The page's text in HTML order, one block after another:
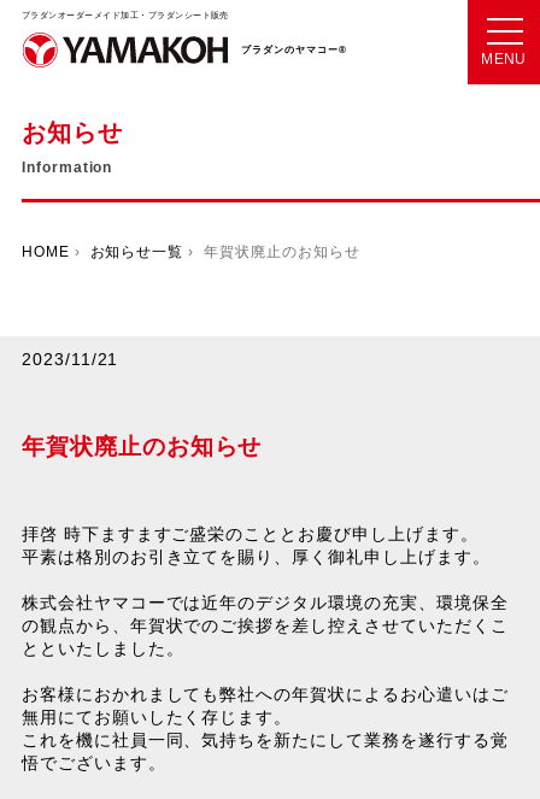
プラダンオーダーメイド加工・プラダンシート販売
プラダンのヤマコー®
MENU
お知らせ
Information
HOME › お知らせ一覧 › 年賀状廃止のお知らせ
2023/11/21
年賀状廃止のお知らせ
拝啓 時下ますますご盛栄のこととお慶び申し上げます。
平素は格別のお引き立てを賜り、厚く御礼申し上げます。
株式会社ヤマコーでは近年のデジタル環境の充実、環境保全
の観点から、年賀状でのご挨拶を差し控えさせていただくこ
とといたしました。
お客様におかれましても弊社への年賀状によるお心遣いはご
無用にてお願いしたく存じます。
これを機に社員一同、気持ちを新たにして業務を遂行する覚
悟でございます。